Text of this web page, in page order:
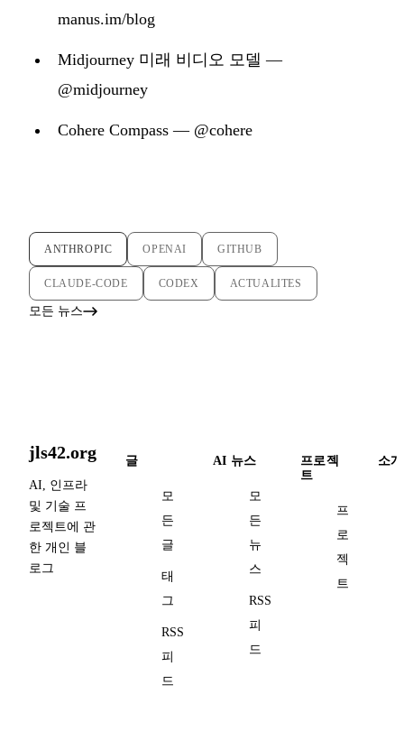
manus.im/blog
Midjourney 미래 비디오 모델 —
@midjourney
Cohere Compass — @cohere
ANTHROPIC OPENAI GITHUB
CLAUDE-CODE CODEX ACTUALITES
모든 뉴스
jls42.org
AI, 인프라
및 기술 프
로젝트에 관
한 개인 블
로그
글
모
든
글
태
그
RSS
피
드
AI 뉴스
모
든
뉴
스
RSS
피
드
프로젝
트
프
로
젝
트
소개